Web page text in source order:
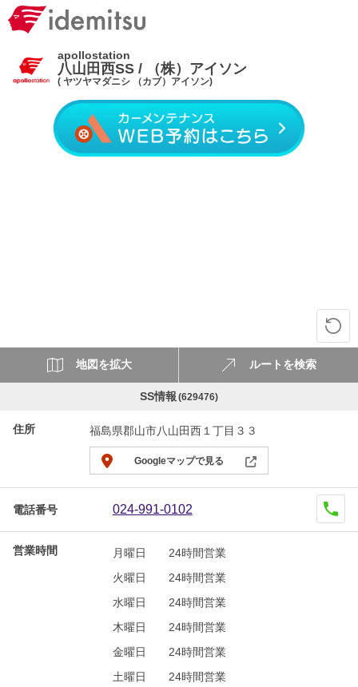
apollostation
八山田西SS / （株）アイソン
( ヤツヤマダニシ （カブ）アイソン)
SS情報 (629476)
住所 福島県郡山市八山田西１丁目３３
Googleマップで見る
電話番号 024-991-0102
営業時間 月曜日
24時間営業
火曜日
24時間営業
水曜日
24時間営業
木曜日
24時間営業
金曜日
24時間営業
土曜日
24時間営業
地図を拡大 ルートを検索